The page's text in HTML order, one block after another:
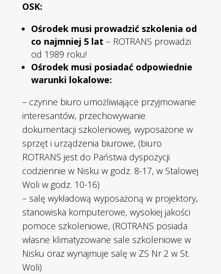
OSK:
Ośrodek musi prowadzić szkolenia od
co najmniej 5 lat – ROTRANS prowadzi
od 1989 roku!
Ośrodek musi posiadać odpowiednie
warunki lokalowe:
– czynne biuro umożliwiające przyjmowanie
interesantów, przechowywanie
dokumentacji szkoleniowej, wyposażone w
sprzęt i urządzenia biurowe, (biuro
ROTRANS jest do Państwa dyspozycji
codziennie w Nisku w godz. 8-17, w Stalowej
Woli w godz. 10-16)
– salę wykładową wyposażoną w projektory,
stanowiska komputerowe, wysokiej jakości
pomoce szkoleniowe, (ROTRANS posiada
własne klimatyzowane sale szkoleniowe w
Nisku oraz wynajmuje salę w ZS Nr 2 w St.
Woli)